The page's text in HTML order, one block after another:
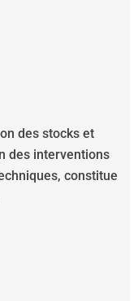
des stocks et
des interventions
constitue